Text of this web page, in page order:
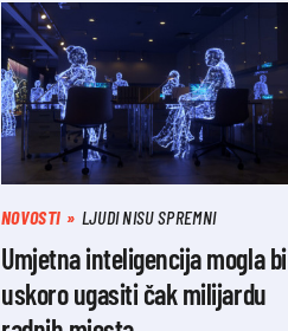
NOVOSTI LJUDI NISU SPREMNI
Umjetna inteligencija mogla bi
uskoro ugasiti čak milijardu